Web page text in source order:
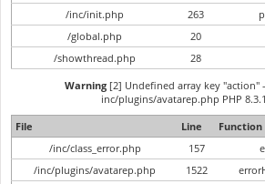
/inc/init.php
263
/global.php
20
/showthread.php
28
Warning[2] Undefined array key "action"
inc/plugins/avatarep.php PHP
File
Line
Function
/inc/class_error.php
157
/inc/plugins/avatarep.php
1522